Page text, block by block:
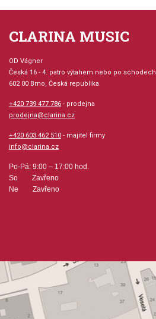
CLARINA MUSIC
OD Vágner
Česká 16 - 4. patro výtahem nebo po schodech
602 00 Brno, Česká republika
+420 739 477 786 - prodejna
prodejna@clarina.cz
+420 603 462 510 - majitel firmy
info@clarina.cz
Po-Pá: 9:00 – 17:00 hod.
So Zavřeno
Ne Zavřeno